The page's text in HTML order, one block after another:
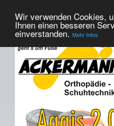
Wir verwenden Cookies,
Ihnen einen besseren
einverstanden. Mehr Infos